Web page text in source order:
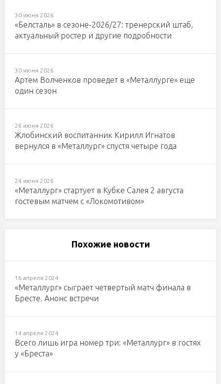
30 июня 2026
«Белсталь» в сезоне-2026/27: тренерский штаб,
актуальный ростер и другие подробности
30 июня 2026
Артем Волченков проведет в «Металлурге» еще
один сезон
26 июня 2026
Жлобинский воспитанник Кирилл Игнатов
вернулся в «Металлург» спустя четыре года
24 июня 2026
«Металлург» стартует в Кубке Салея 2 августа
гостевым матчем с «Локомотивом»
Похожие новости
16 апреля 2024
«Металлург» сыграет четвертый матч финала в
Бресте. Анонс встречи
14 апреля 2024
Всего лишь игра номер три: «Металлург» в гостях
у «Бреста»